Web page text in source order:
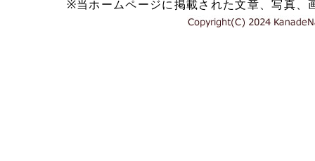
※当ホームページに掲載された文章、写真、